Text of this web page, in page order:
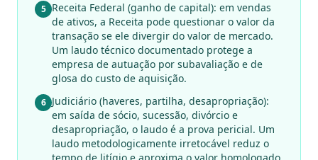
5 Receita Federal (ganho de capital): em vendas
de ativos, a Receita pode questionar o valor da
transação se ele divergir do valor de mercado.
Um laudo técnico documentado protege a
empresa de autuação por subavaliação e de
glosa do custo de aquisição.
6 Judiciário (haveres, partilha, desapropriação):
em saída de sócio, sucessão, divórcio e
desapropriação, o laudo é a prova pericial. Um
laudo metodologicamente irretocável reduz o